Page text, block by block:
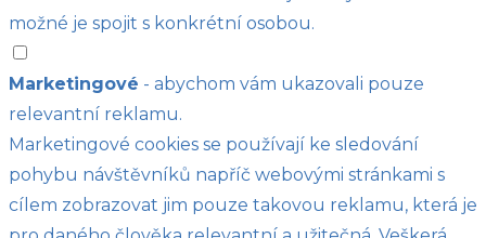
možné je spojit s konkrétní osobou.
Marketingové - abychom vám ukazovali pouze
relevantní reklamu.
Marketingové cookies se používají ke sledování
pohybu návštěvníků napříč webovými stránkami s
cílem zobrazovat jim pouze takovou reklamu, která je